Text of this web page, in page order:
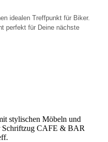
idealen Treffpunkt für Biker.
perfekt für Deine nächste